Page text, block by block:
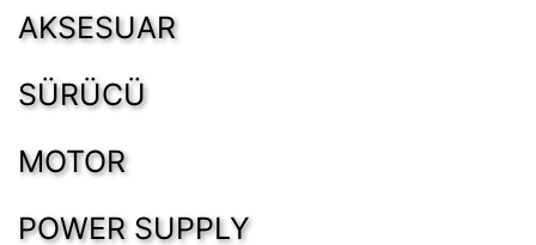
AKSESUAR
SÜRÜCÜ
MOTOR
POWER SUPPLY